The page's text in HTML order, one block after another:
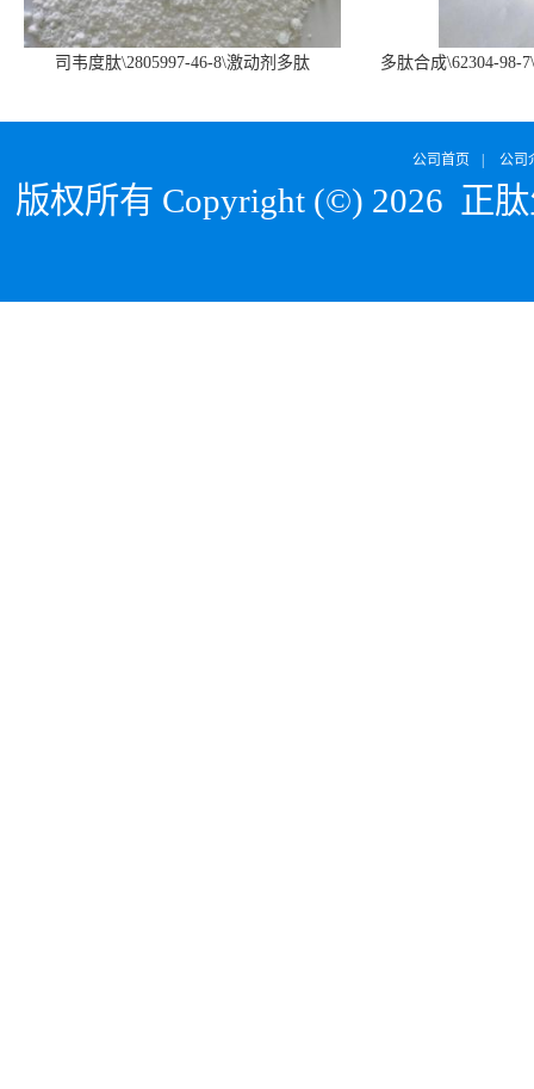
司韦度肽\2805997-46-8\激动剂多肽
多肽合成\62304-98-
公司首页 公司
版权所有 Copyright (©) 2026 正